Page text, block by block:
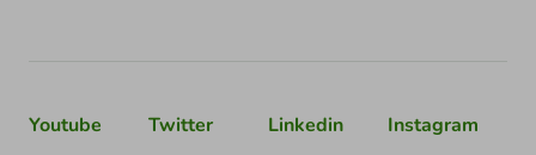
Youtube Twitter Linkedin Instagram